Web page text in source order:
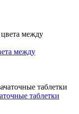
между
таблетки